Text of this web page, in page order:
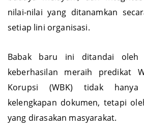
budaya melayani, dan
nilai-nilai yang ditanamkan
Babak baru ini ditandai oleh
keberhasilan meraih predikat
Korupsi (WBK) tidak hanya
kelengkapan dokumen, tetapi